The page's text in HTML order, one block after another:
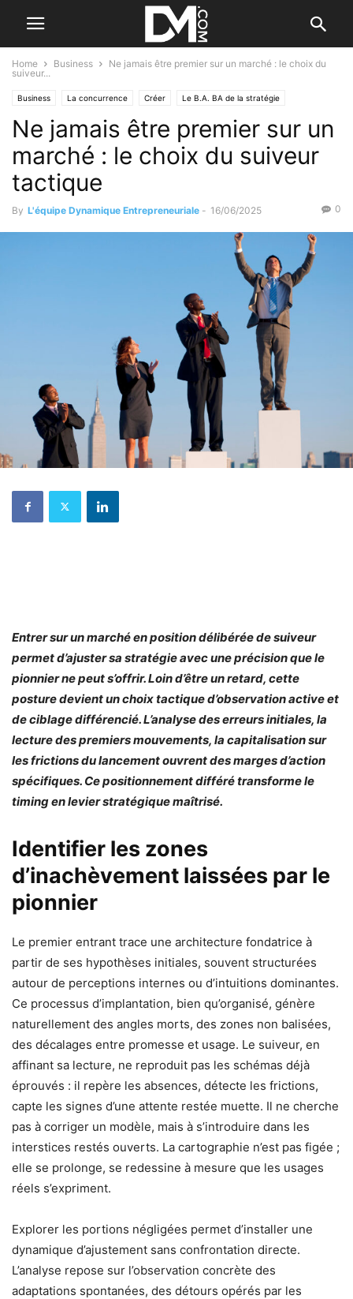
Home Business
Ne jamais être premier sur un marché : le choix du
suiveur...
Business La concurrence Créer Le B.A. BA de la stratégie
Reprendre/Céder Le marché
Ne jamais être premier sur un
marché : le choix du suiveur
tactique
By L'équipe Dynamique Entrepreneuriale - 16/06/2025 0
Entrer sur un marché en position délibérée de suiveur
permet d’ajuster sa stratégie avec une précision que le
pionnier ne peut s’offrir. Loin d’être un retard, cette
posture devient un choix tactique d’observation active et
de ciblage différencié. L’analyse des erreurs initiales, la
lecture des premiers mouvements, la capitalisation sur
les frictions du lancement ouvrent des marges d’action
spécifiques. Ce positionnement différé transforme le
timing en levier stratégique maîtrisé.
Identifier les zones
d’inachèvement laissées par le
pionnier
Le premier entrant trace une architecture fondatrice à
partir de ses hypothèses initiales, souvent structurées
autour de perceptions internes ou d’intuitions dominantes.
Ce processus d’implantation, bien qu’organisé, génère
naturellement des angles morts, des zones non balisées,
des décalages entre promesse et usage. Le suiveur, en
affinant sa lecture, ne reproduit pas les schémas déjà
éprouvés : il repère les absences, détecte les frictions,
capte les signes d’une attente restée muette. Il ne cherche
pas à corriger un modèle, mais à s’introduire dans les
interstices restés ouverts. La cartographie n’est pas figée ;
elle se prolonge, se redessine à mesure que les usages
réels s’expriment.
Explorer les portions négligées permet d’installer une
dynamique d’ajustement sans confrontation directe.
L’analyse repose sur l’observation concrète des
adaptations spontanées, des détours opérés par les